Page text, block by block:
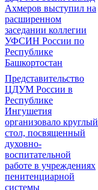
Ахмеров выступил на
расширенном
заседании коллегии
УФСИН России по
Республике
Башкортостан
Представительство
ЦДУМ России в
Республике
Ингушетия
организовало круглый
стол, посвященный
духовно-
воспитательной
работе в учреждениях
пенитенциарной
системы